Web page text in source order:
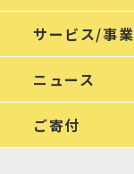
サービス/事業
ニュース
ご寄付